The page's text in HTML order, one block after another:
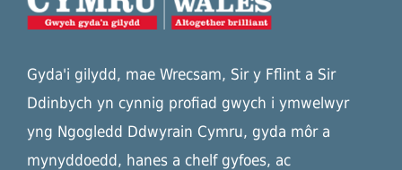
Gyda'i gilydd, mae Wrecsam, Sir y Fflint a Sir
Ddinbych yn cynnig profiad gwych i ymwelwyr
yng Ngogledd Ddwyrain Cymru, gyda môr a
mynyddoedd, hanes a chelf gyfoes, ac